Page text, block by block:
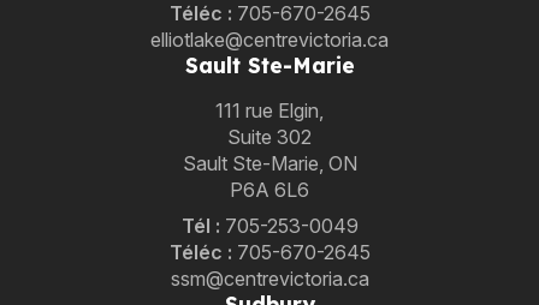
Téléc : 705-670-2645
elliotlake@centrevictoria.ca
Sault Ste-Marie
111 rue Elgin,
Suite 302
Sault Ste-Marie, ON
P6A 6L6
Tél : 705-253-0049
Téléc : 705-670-2645
ssm@centrevictoria.ca